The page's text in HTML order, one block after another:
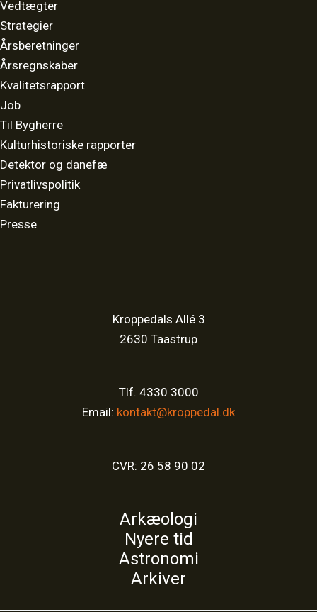
Vedtægter
Strategier
Årsberetninger
Årsregnskaber
Kvalitetsrapport
Job
Til Bygherre
Kulturhistoriske rapporter
Detektor og danefæ
Privatlivspolitik
Fakturering
Presse
Kroppedals Allé 3
2630 Taastrup
Tlf. 4330 3000
Email: kontakt@kroppedal.dk
CVR: 26 58 90 02
Arkæologi
Nyere tid
Astronomi
Arkiver